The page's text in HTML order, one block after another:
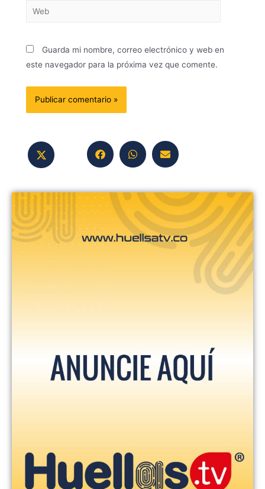
Guarda mi nombre, correo electrónico y web en
este navegador para la próxima vez que comente.